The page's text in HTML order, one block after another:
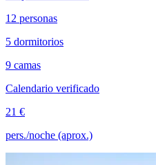
12 personas
5 dormitorios
9 camas
Calendario verificado
21 €
pers./noche (aprox.)